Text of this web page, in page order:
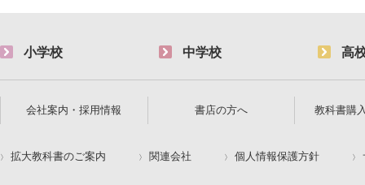
小学校 中学校 高
会社案内・採用情報 書店の方へ 教科書購
拡大教科書のご案内 関連会社 個人情報保護方針